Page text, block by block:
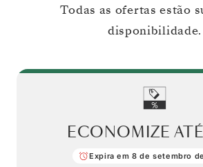
Todas as ofertas estão
disponibilidade.
ECONOMIZE ATÉ
Expira em 8 de setembro